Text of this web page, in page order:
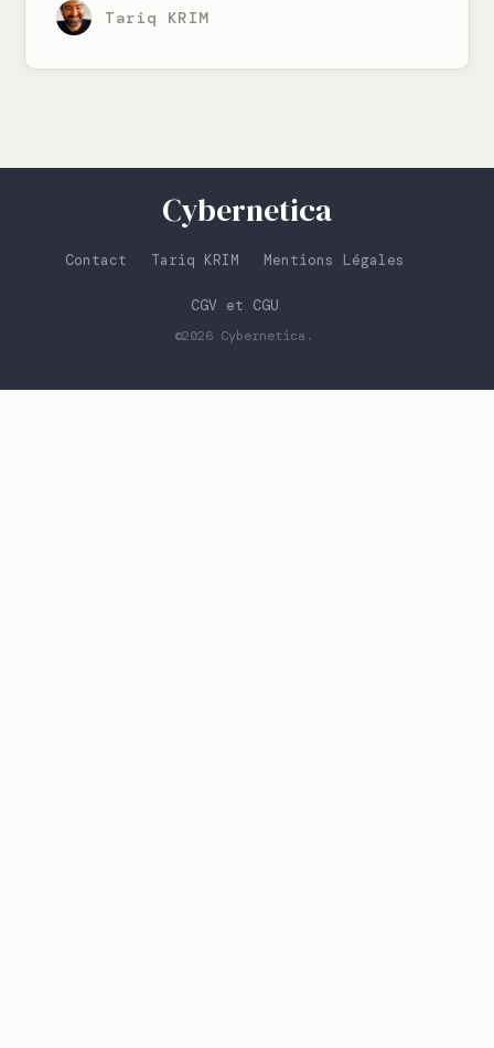
Tariq KRIM
Cybernetica
Contact Tariq KRIM Mentions Légales
CGV et CGU
©2026 Cybernetica .